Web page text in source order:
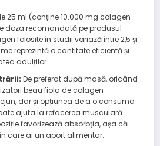
25 ml (conține 10.000 mg colagen
doza recomandată pe produsul
folosite în studii variază între 2,5 și
reprezintă o cantitate eficientă și
adulților.
De preferat după masă, oricând
beau fiola de colagen
dar și opțiunea de a o consuma
ajuta la refacerea musculară.
favorizează absorbția, așa că
care ai un aport alimentar.